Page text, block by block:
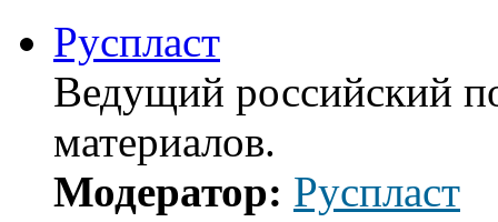
Руспласт
Ведущий российский
материалов.
Модератор: Руспласт